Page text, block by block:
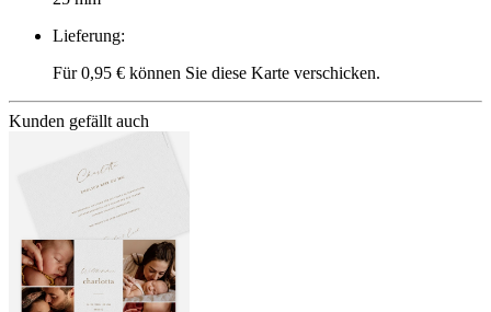
Lieferung:
Für 0,95 € können Sie diese Karte verschicken.
Kunden gefällt auch